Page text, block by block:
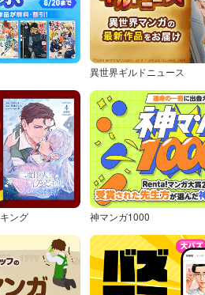
異世界ギルドニュース
ング 神マンガ1000